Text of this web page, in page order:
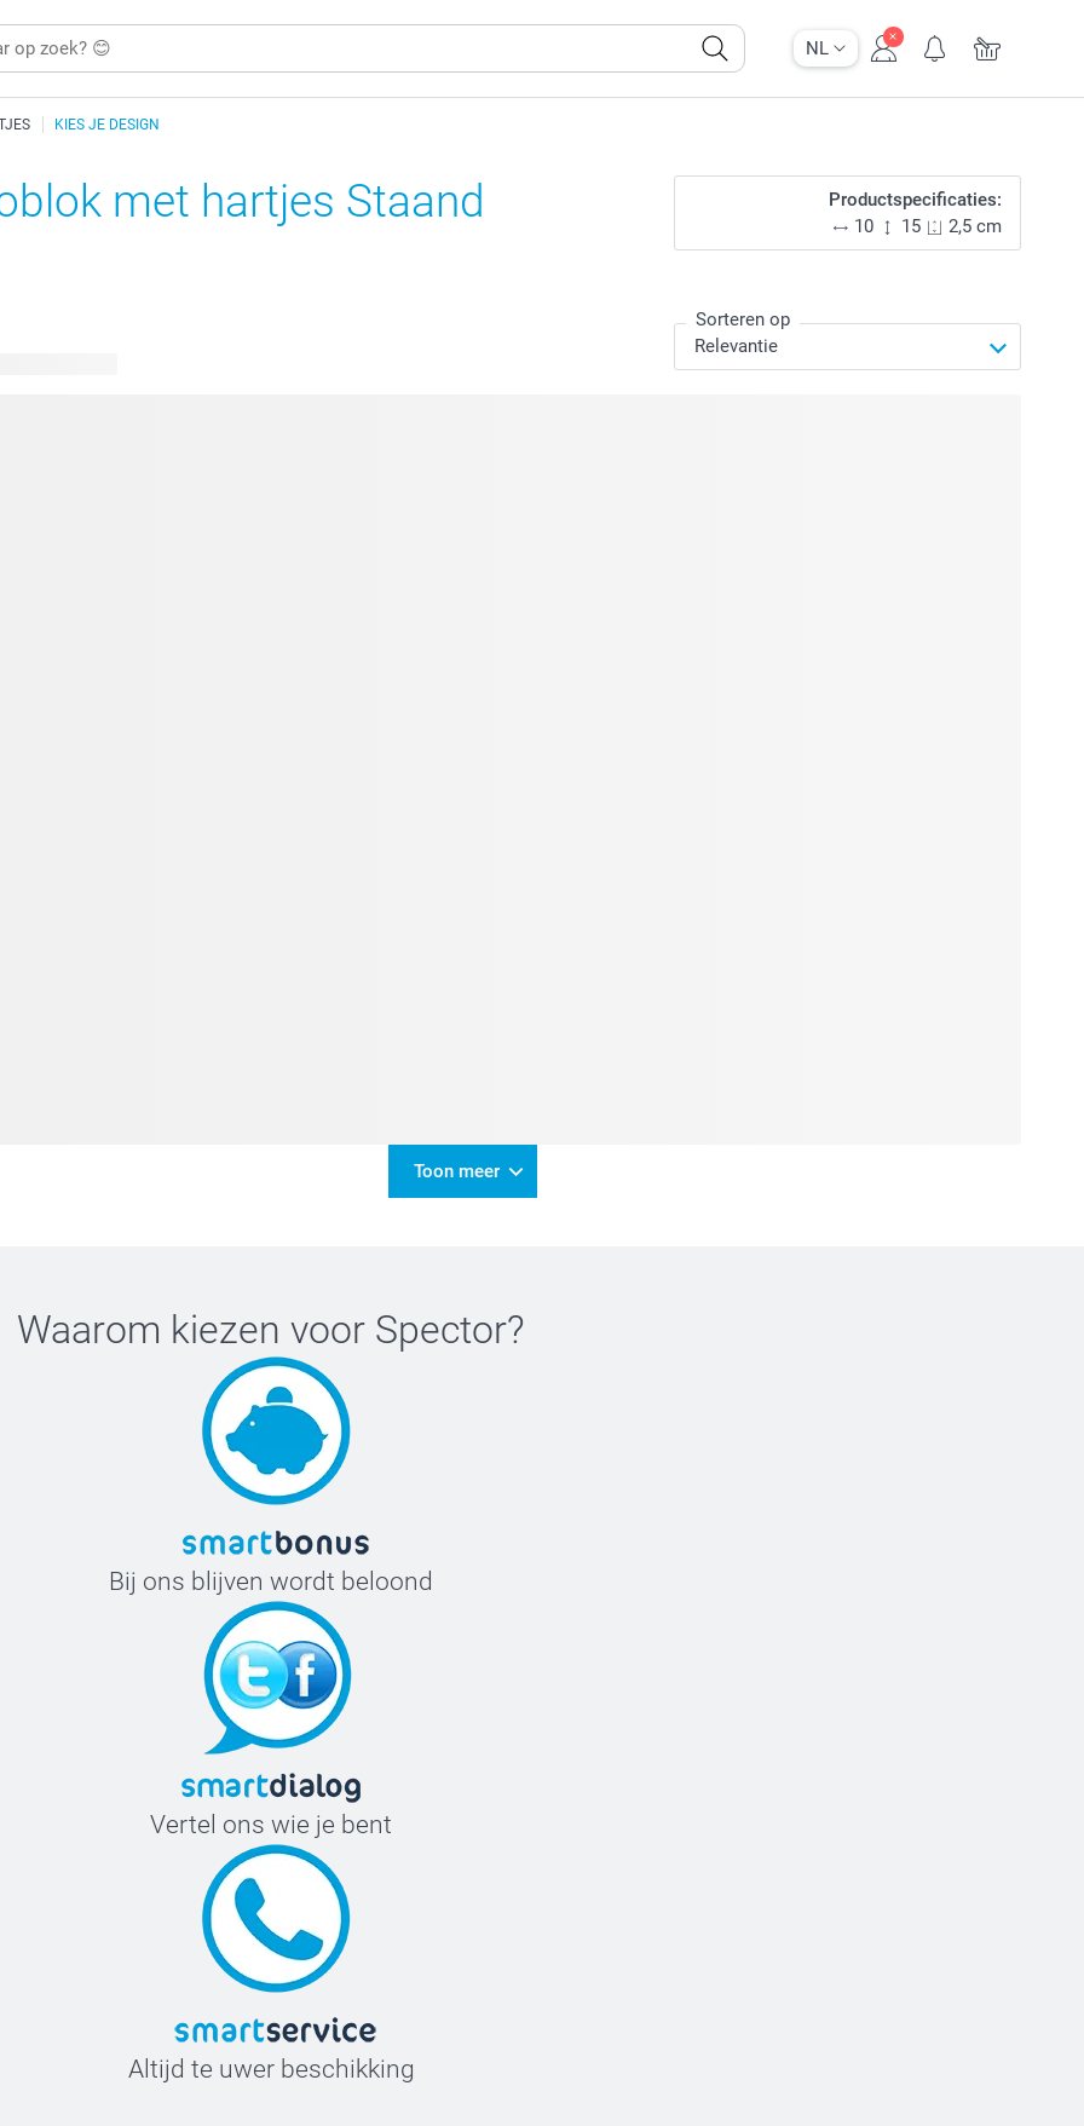
NL
KIES JE DESIGN
met hartjes Staand
Productspecificaties:
10
15 2,5 cm
Sorteren op
Toon meer
Waarom kiezen voor Spector?
Bij ons blijven wordt beloond
Vertel ons wie je bent
Altijd te uwer beschikking